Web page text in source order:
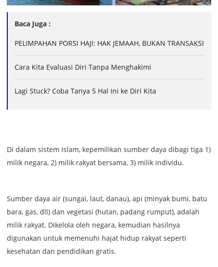
Baca Juga :
PELIMPAHAN PORSI HAJI: HAK JEMAAH, BUKAN TRANSAKSI
Cara Kita Evaluasi Diri Tanpa Menghakimi
Lagi Stuck? Coba Tanya 5 Hal Ini ke Diri Kita
Di dalam sistem Islam, kepemilikan sumber daya dibagi tiga 1)
milik negara, 2) milik rakyat bersama, 3) milik individu.
Sumber daya air (sungai, laut, danau), api (minyak bumi, batu
bara, gas, dll) dan vegetasi (hutan, padang rumput), adalah
milik rakyat. Dikelola oleh negara, kemudian hasilnya
digunakan untuk memenuhi hajat hidup rakyat seperti
kesehatan dan pendidikan gratis.